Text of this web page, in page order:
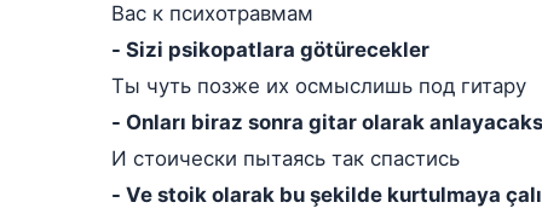
Вас к психотравмам
- Sizi psikopatlara götürecekler
Ты чуть позже их осмыслишь под гитару
- Onları biraz sonra gitar olarak
И стоически пытаясь так спастись
- Ve stoik olarak bu şekilde kurtulmaya